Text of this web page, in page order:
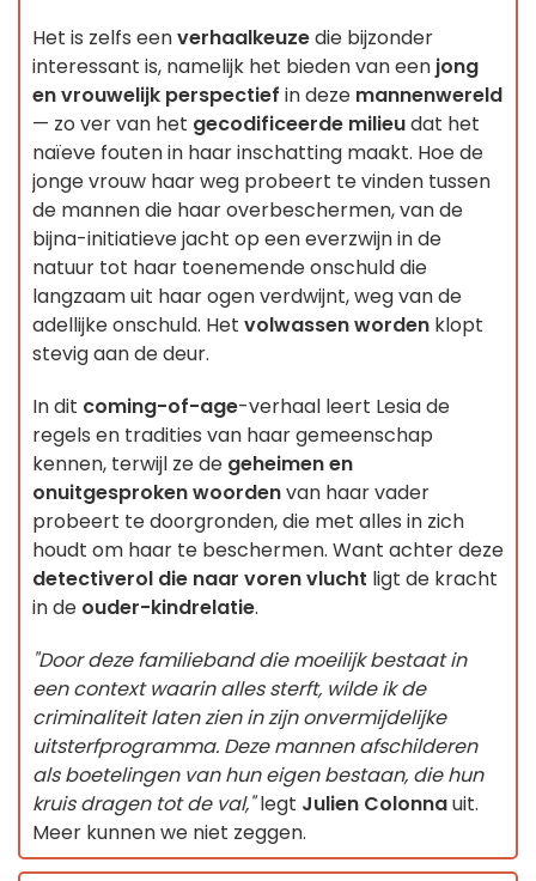
Het is zelfs eenverhaalkeuzedie bijzonder
interessant is, namelijk het bieden van een jong
en vrouwelijk perspectief in deze mannenwereld
— zo ver van het gecodificeerde milieudat het
naïeve fouten in haar inschatting maakt. Hoe de
jonge vrouw haar weg probeert te vinden tussen
de mannen die haar overbeschermen, van de
bijna-initiatieve jacht op een everzwijn in de
natuur tot haar toenemende onschuld die
langzaam uit haar ogen verdwijnt, weg van de
adellijke onschuld. Het volwassen worden klopt
stevig aan de deur.
In dit coming-of-age-verhaal leert Lesia de
regels en tradities van haar gemeenschap
kennen, terwijl ze de geheimen en
onuitgesproken woordenvan haar vader
probeert te doorgronden, die met alles in zich
houdt om haar te beschermen. Want achter deze
detectiverol die naar voren vlucht ligt de kracht
in de ouder-kindrelatie.
"Door deze familieband die moeilijk bestaat in
een context waarin alles sterft, wilde ik de
criminaliteit laten zien in zijn onvermijdelijke
uitsterfprogramma. Deze mannen afschilderen
als boetelingen van hun eigen bestaan, die hun
kruis dragen tot de val,"legt Julien Colonnauit.
Meer kunnen we niet zeggen.